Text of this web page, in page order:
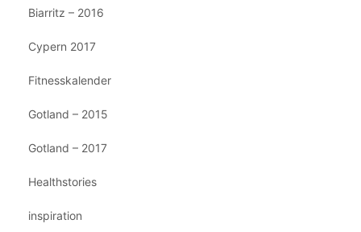
Biarritz – 2016
Cypern 2017
Fitnesskalender
Gotland – 2015
Gotland – 2017
Healthstories
inspiration